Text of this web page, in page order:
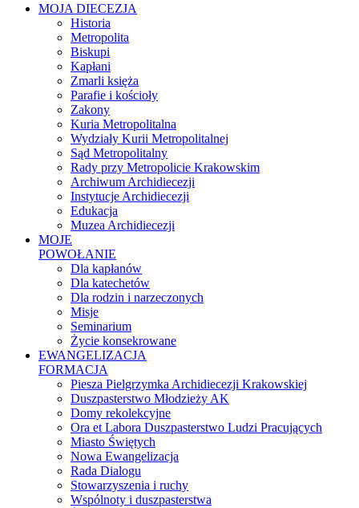
MOJA DIECEZJA
Historia
Metropolita
Biskupi
Kapłani
Zmarli księża
Parafie i kościoły
Zakony
Kuria Metropolitalna
Wydziały Kurii Metropolitalnej
Sąd Metropolitalny
Rady przy Metropolicie Krakowskim
Archiwum Archidiecezji
Instytucje Archidiecezji
Edukacja
Muzea Archidiecezji
MOJE
POWOŁANIE
Dla kapłanów
Dla katechetów
Dla rodzin i narzeczonych
Misje
Seminarium
Życie konsekrowane
EWANGELIZACJA
FORMACJA
Piesza Pielgrzymka Archidiecezji Krakowskiej
Duszpasterstwo Młodzieży AK
Domy rekolekcyjne
Ora et Labora Duszpasterstwo Ludzi Pracujących
Miasto Świętych
Nowa Ewangelizacja
Rada Dialogu
Stowarzyszenia i ruchy
Wspólnoty i duszpasterstwa